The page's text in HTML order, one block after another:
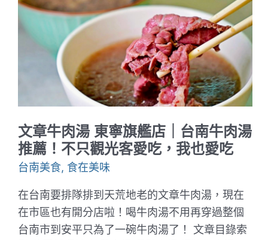
｜
屏
寮
涼
亭
餐
廳
文章牛肉湯 東寧旗艦店｜台南牛肉湯
推薦！不只觀光客愛吃，我也愛吃
台南美食, 食在美味
在台南要排隊排到天荒地老的文章牛肉湯，現在
在市區也有開分店啦！喝牛肉湯不用再穿過整個
台南市到安平只為了一碗牛肉湯了！ 文章目錄索